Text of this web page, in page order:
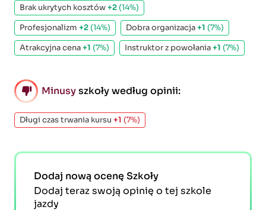
Brak ukrytych kosztów+2 (14%)
Profesjonalizm +2 (14%) Dobra organizacja+1 (7%)
Atrakcyjna cena+1 (7%) Instruktor z powołania+1 (7%)
Minusyszkoły według opinii:
Długi czas trwania kursu +1 (7%)
Dodaj nową ocenę Szkoły
Dodaj teraz swoją opinię o tej szkole
jazdy